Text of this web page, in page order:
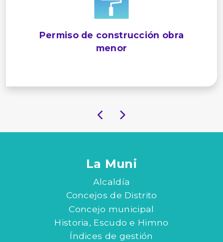
Permiso de construcción obra
menor
La Muni
Alcaldía
Concejos de Distrito
Concejo municipal
Historia, Escudo e Himno
Índices de gestión